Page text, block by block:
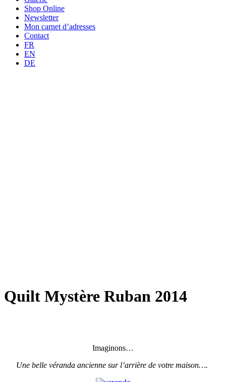
Shop Online
Newsletter
Mon carnet d’adresses
Contact
FR
EN
DE
Quilt Mystère Ruban 2014
Imaginons…
Une belle véranda ancienne sur l’arrière de votre maison….